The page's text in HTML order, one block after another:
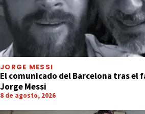
JORGE MESSI
El comunicado del Barcelona tras el
Jorge Messi
8 de agosto, 2026